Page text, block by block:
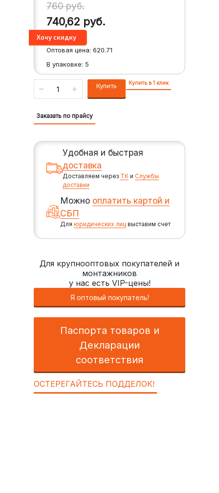
760руб.
740,62 руб.
Оптовая цена: 620.71
В упаковке: 5
Купить Купить в 1 клик
Заказать по прайсу
Удобная и быстрая
доставка
Доставляем через ТК иСлужбы
доставки
Можно оплатить картой и
СБП
Дляюридических лиц выставим счет
Для крупнооптовых покупателей и
монтажников
у нас есть VIP-цены!
Я оптовый покупатель!
Паспорта товаров и
Декларации
соответствия
ОСТЕРЕГАЙТЕСЬ ПОДДЕЛОК!